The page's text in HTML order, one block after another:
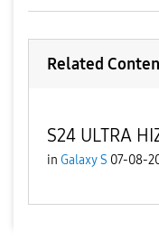
Related
S24 ULTRA
in Galaxy S 07-08-